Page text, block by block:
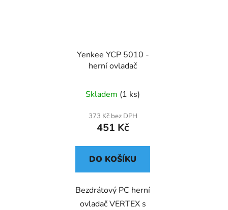
Yenkee YCP 5010 -
herní ovladač
Skladem (1 ks)
373 Kč bez DPH
451 Kč
DO KOŠÍKU
Bezdrátový PC herní
ovladač VERTEX s